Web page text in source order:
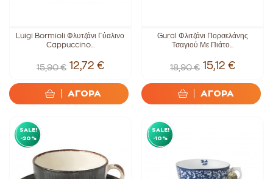
Luigi Bormioli Φλυτζάνι Γύαλινο
Cappuccino...
15,90 € 12,72 €
ΑΓΟΡΑ
Gural Φλιτζάνι Πορσελάνης
Τσαγιού Με Πιάτο...
18,90 € 15,12 €
ΑΓΟΡΑ
SALE!
-20%
SALE!
-10%